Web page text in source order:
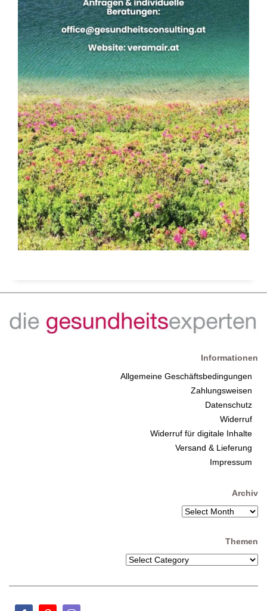
Informationen
Allgemeine Geschäftsbedingungen
Zahlungsweisen
Datenschutz
Widerruf
Widerruf für digitale Inhalte
Versand & Lieferung
Impressum
Archiv
Themen